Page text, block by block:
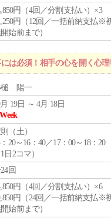
円（4回／分割支払い）×3
円（12回／一括前納支払※
始前まで）
は必須！相手の心を開く心理
槌 陽一
19日 ～ 4月 18日
（土）
：20～16：40／17：00～18：20
1日2コマ）
回
円（4回／分割支払い）×6
円（24回／一括前納支払※
始前まで）